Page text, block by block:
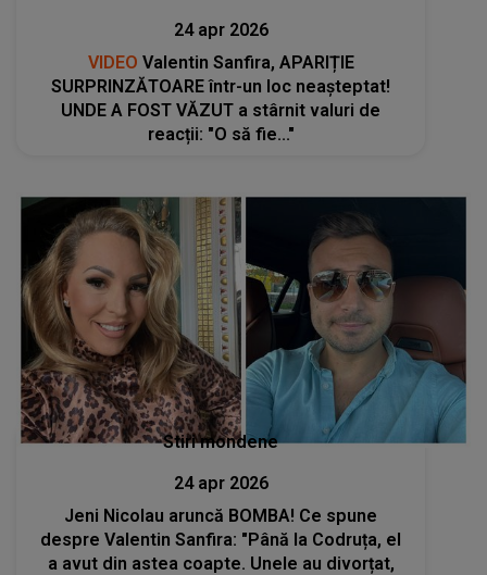
24 apr 2026
VIDEO Valentin Sanfira, APARIȚIE
SURPRINZĂTOARE într-un loc neașteptat!
UNDE A FOST VĂZUT a stârnit valuri de
reacții: "O să fie..."
Stiri mondene
24 apr 2026
Jeni Nicolau aruncă BOMBA! Ce spune
despre Valentin Sanfira: "Până la Codruța, el
a avut din astea coapte. Unele au divorțat,